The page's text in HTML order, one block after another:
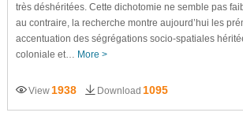
très déshéritées. Cette dichotomie ne semble pas
au contraire, la recherche montre aujourd’hui les
accentuation des ségrégations socio-spatiales
coloniale et… More >
View 1938 Download 1095